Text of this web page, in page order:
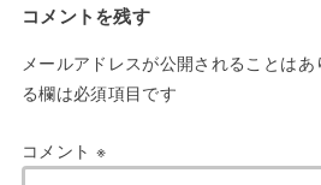
コメントを残す
メールアドレスが公開されることはあ
る欄は必須項目です
コメント ※